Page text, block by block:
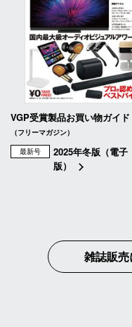
VGP受賞製品お買い物ガイド
（フリーマガジン）
最新号
2025年冬版（電子
版）
雑誌販